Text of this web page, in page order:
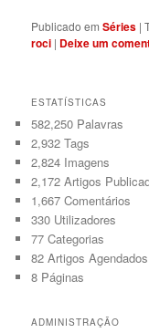
Publicado em Séries |
roci | Deixe um
ESTATÍSTICAS
582,250 Palavras
2,932 Tags
2,824 Imagens
2,172 Artigos
1,667 Comentários
330 Utilizadores
77 Categorias
82 Artigos Agendados
8 Páginas
ADMINISTRAÇÃO